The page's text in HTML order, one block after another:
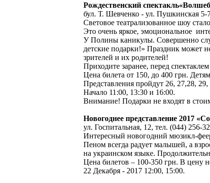
Рождественский
бул. Т. Шевченко - ул. Пушкинская 5-
Световое театрализованное шоу
Это очень яркое, эмоциональное
У Полины каникулы. Совершенно
детские подарки!» Праздник может
зрителей и их родителей!
Приходите заранее, перед
Цена билета от 150, до 400 грн.
Представления пройдут 26, 27,28, 29,
Начало 11:00, 13:30 и 16:00.
Внимание! Подарки не входят в
Новогоднее представление 2017
ул. Госпитальная, 12, тел. (044) 256-
Интересный новогодний мюзикл-
Пеном всегда радует малышей, а
на украинском языке.
Цена билетов – 100-350 грн. В цену
22 Декабря - 2017 12:00, 15:00.